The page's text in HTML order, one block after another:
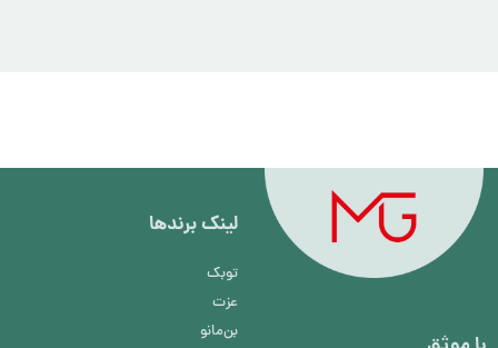
لینک برند‌ها
توبک
عزت
بن‌مانو